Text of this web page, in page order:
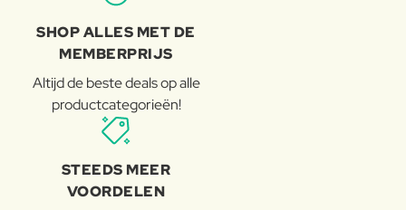
SHOP ALLES MET DE
MEMBERPRIJS
Altijd de beste deals op alle
productcategorieën!
STEEDS MEER
VOORDELEN